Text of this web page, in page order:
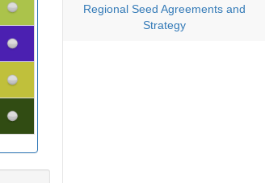
Regional Seed Agreements and
Strategy